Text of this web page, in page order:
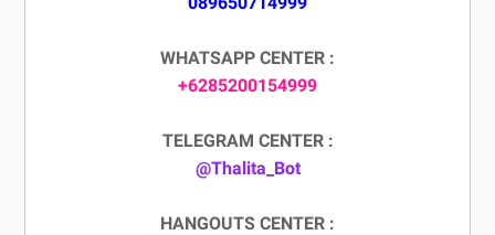
WHATSAPP CENTER :
+6285200154999
TELEGRAM CENTER :
@Thalita_Bot
HANGOUTS CENTER :